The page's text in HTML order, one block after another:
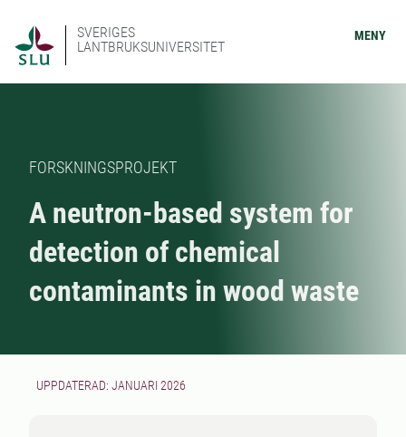
SVERIGES
LANTBRUKSUNIVERSITET
MENY
FORSKNINGSPROJEKT
A neutron-based system for
detection of chemical
contaminants in wood waste
UPPDATERAD: JANUARI 2026